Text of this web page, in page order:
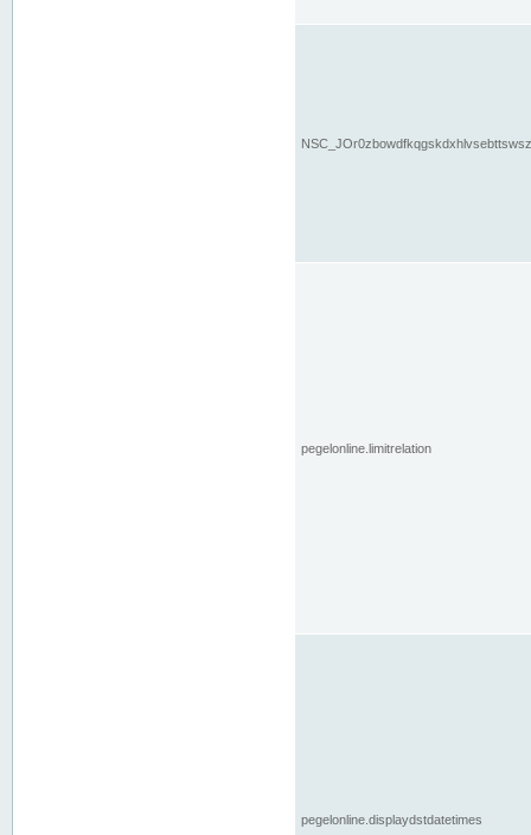
pegelonline.limitrelation
pegelonline.displaydstdatetimes